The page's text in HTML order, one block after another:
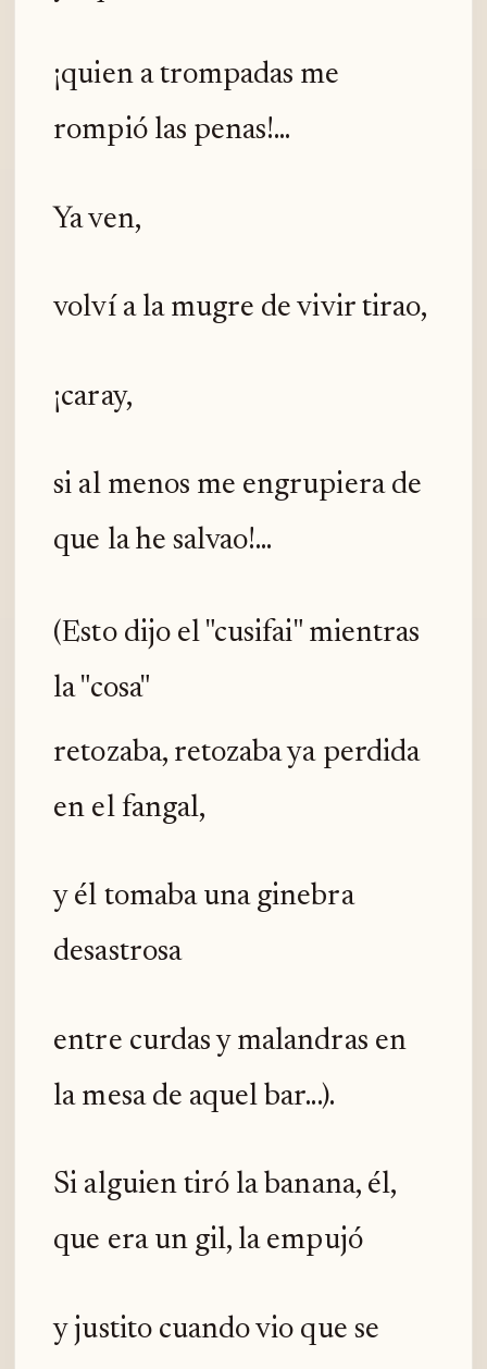
¡quien a trompadas me
rompió las penas!...
Ya ven,
volví a la mugre de vivir tirao,
¡caray,
si al menos me engrupiera de
que la he salvao!...
(Esto dijo el "cusifai" mientras
la "cosa"
retozaba, retozaba ya perdida
en el fangal,
y él tomaba una ginebra
desastrosa
entre curdas y malandras en
la mesa de aquel bar...).
Si alguien tiró la banana, él,
que era un gil, la empujó
y justito cuando vio que se